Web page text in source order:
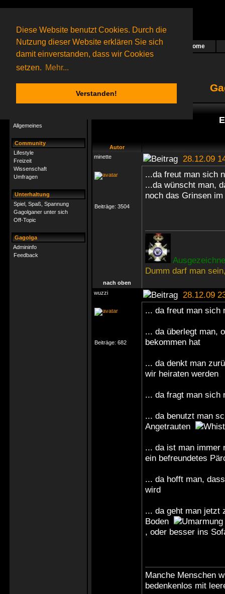
Diese Website benutzt Cookies. Durch die
Nutzung dieser Website erklären Sie sich
damit einverstanden, dass wir Cookies
setzen. Mehr...
Verstanden!
Das nächste Rätsel ist in Arbeit Home
19 Gagolganeronline(0 registrierte und 19 Gäste)
Gagolganer:
9732Rätsel online:
Allgemeines
Community
Lifestyle
Freizeit
Wissenschaft
Umfragen
Unterhaltung
Spiel, Spaß, Spannung
Gagolganer unter sich
Off-Topic
Gagolga
Admininfo
Feedback
Autor
minette
28.12.09
Beiträge: 3504
...da freut man sich
...da wünscht man,
noch das Grinsen
Dumm darf man
nach oben
wuzzi
28.12.09
Beiträge: 682
... da freut man sich
... da überlegt man,
bekommen hat
... da denkt man
wir heiraten werden
... da fragt man
... da benutzt man
Angetrauten
... da ist man immer
ein befreundetes
... da hofft man,
wird
... da geht man jetzt
Boden
, oder besser ins
Manche Menschen
bedenkenlos mit